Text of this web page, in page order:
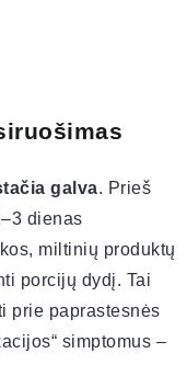
galva. Prieš
dienas
miltinių produktų
porcijų dydį. Tai
prie paprastesnės
simptomus –